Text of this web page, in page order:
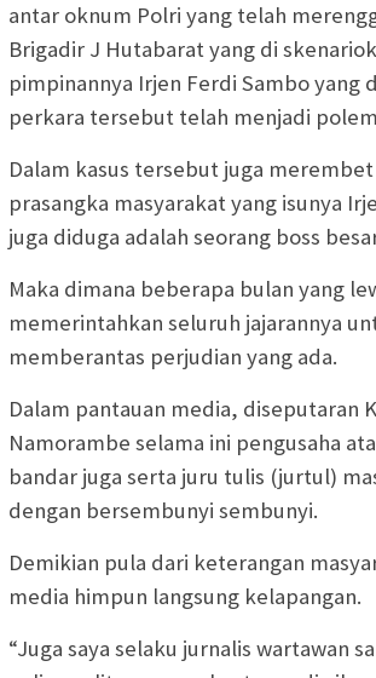
antar oknum Polri yang telah
Brigadir J Hutabarat yang di
pimpinannya Irjen Ferdi Sambo yang
perkara tersebut telah menjadi
Dalam kasus tersebut juga
prasangka masyarakat yang isunya
juga diduga adalah seorang boss
Maka dimana beberapa bulan yang
memerintahkan seluruh jajarannya
memberantas perjudian yang ada.
Dalam pantauan media, diseputaran
Namorambe selama ini pengusaha
bandar juga serta juru tulis (jurtul)
dengan bersembunyi sembunyi.
Demikian pula dari keterangan
media himpun langsung kelapangan.
“Juga saya selaku jurnalis wartawan